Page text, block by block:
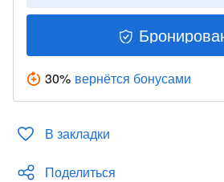
30% вернётся бонусами
В закладки
Поделиться